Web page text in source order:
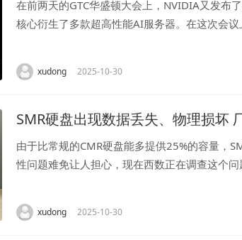
在前两天的GTC华盛顿大会上，NVIDIA又发布
核心衍生了多款超高性能AI服务器。在这次会
xudong 2025-10-30
SMR硬盘出现数据丢失、物理损坏
由于比常规的CMR硬盘能多提供25%的容量，
性问题难免让人担心，现在西数正在调查这个
B红...
xudong 2025-10-30